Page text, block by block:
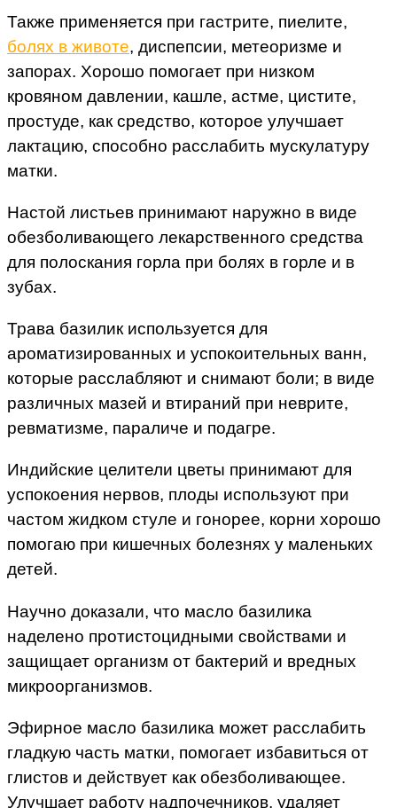
Также применяется при гастрите, пиелите,
болях в животе, диспепсии, метеоризме и
запорах. Хорошо помогает при низком
кровяном давлении, кашле, астме, цистите,
простуде, как средство, которое улучшает
лактацию, способно расслабить мускулатуру
матки.
Настой листьев принимают наружно в виде
обезболивающего лекарственного средства
для полоскания горла при болях в горле и в
зубах.
Трава базилик используется для
ароматизированных и успокоительных ванн,
которые расслабляют и снимают боли; в виде
различных мазей и втираний при неврите,
ревматизме, параличе и подагре.
Индийские целители цветы принимают для
успокоения нервов, плоды используют при
частом жидком стуле и гонорее, корни хорошо
помогаю при кишечных болезнях у маленьких
детей.
Научно доказали, что масло базилика
наделено протистоцидными свойствами и
защищает организм от бактерий и вредных
микроорганизмов.
Эфирное масло базилика может расслабить
гладкую часть матки, помогает избавиться от
глистов и действует как обезболивающее.
Улучшает работу надпочечников, удаляет